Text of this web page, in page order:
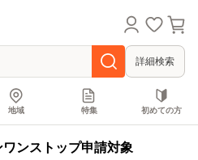
詳細検索
地域 特集 初めての方
ンストップ申請対象